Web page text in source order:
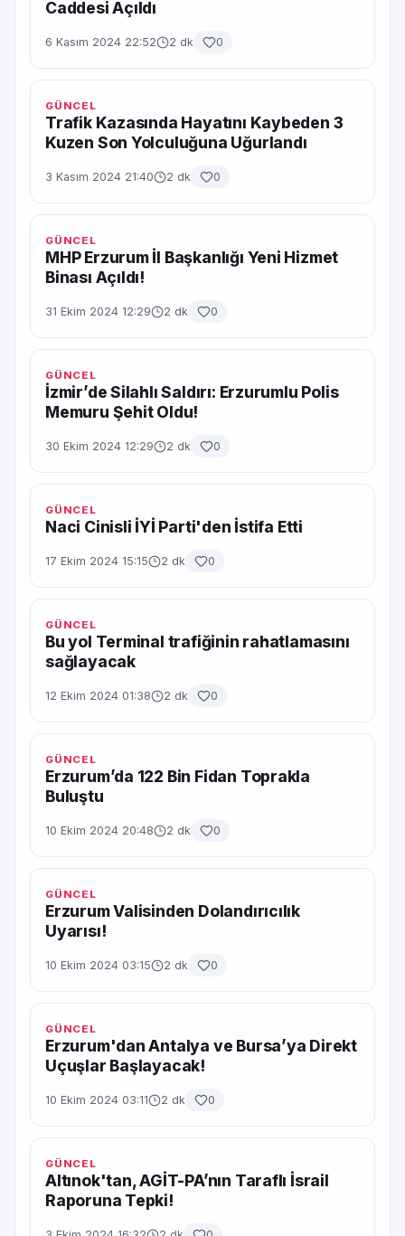
Caddesi Açıldı
6 Kasım 2024 22:52 2 dk 0
GÜNCEL
Trafik Kazasında Hayatını Kaybeden 3
Kuzen Son Yolculuğuna Uğurlandı
3 Kasım 2024 21:40 2 dk 0
GÜNCEL
MHP Erzurum İl Başkanlığı Yeni Hizmet
Binası Açıldı!
31 Ekim 2024 12:29 2 dk 0
GÜNCEL
İzmir’de Silahlı Saldırı: Erzurumlu Polis
Memuru Şehit Oldu!
30 Ekim 2024 12:29 2 dk 0
GÜNCEL
Naci Cinisli İYİ Parti'den İstifa Etti
17 Ekim 2024 15:15 2 dk 0
GÜNCEL
Bu yol Terminal trafiğinin rahatlamasını
sağlayacak
12 Ekim 2024 01:38 2 dk 0
GÜNCEL
Erzurum’da 122 Bin Fidan Toprakla
Buluştu
10 Ekim 2024 20:48 2 dk 0
GÜNCEL
Erzurum Valisinden Dolandırıcılık
Uyarısı!
10 Ekim 2024 03:15 2 dk 0
GÜNCEL
Erzurum'dan Antalya ve Bursa’ya Direkt
Uçuşlar Başlayacak!
10 Ekim 2024 03:11 2 dk 0
GÜNCEL
Altınok'tan, AGİT-PA’nın Taraflı İsrail
Raporuna Tepki!